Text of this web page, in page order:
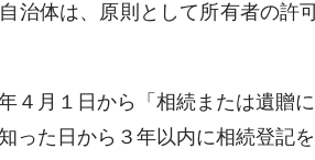
治体は、原則として所有者の
４月１日から「相続または遺贈
った日から３年以内に相続登記